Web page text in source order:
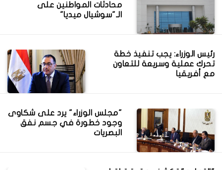
محادثات المواطنين على
الـ"سوشيال ميديا"
رئيس الوزراء: يجب تنفيذ خطة
تحرك عملية وسريعة للتعاون
مع أفريقيا
"مجلس الوزراء" يرد على شكاوى
وجود خطورة في جسم نفق
البصريات